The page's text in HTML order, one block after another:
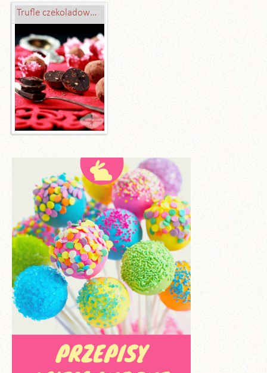
Trufle czekoladowo-kawowe